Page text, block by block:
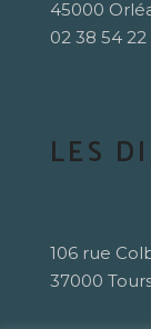
45000
02 38 54 22
LES
106 rue
37000